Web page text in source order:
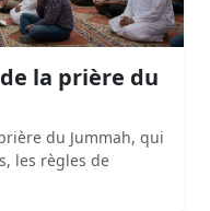
la prière du
du Jummah, qui
les règles de